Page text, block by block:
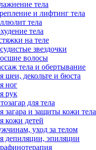
тела
и лифтинг тела
тела
тела
на теле
звездочки
волосы
тела и обертывание
шеи, декольте и бюста
ног
рук
для тела
загара и защиты кожи тела
кожи детей
уход за телом
депиляции, эпиляции